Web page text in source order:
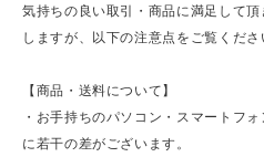
気持ちの良い取引・商品に満足して
しますが、以下の注意点をご覧くだ
【商品・送料について】
・お手持ちのパソコン・スマートフ
に若干の差がございます。